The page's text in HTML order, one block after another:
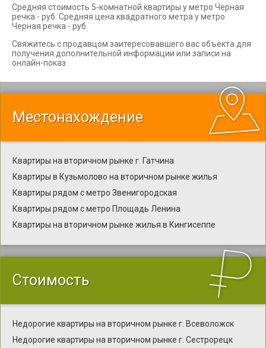
Средняя стоимость 5-комнатной квартиры у метро Черная
речка - руб. Средняя цена квадратного метра у метро
Черная речка - руб.
Свяжитесь с продавцом заитересовавшего вас объекта для
получения дополнительной информации или записи на
онлайн-показ.
Местонахождение
Квартиры на вторичном рынке г. Гатчина
Квартиры в Кузьмолово на вторичном рынке жилья
Квартиры рядом с метро Звенигородская
Квартиры рядом с метро Площадь Ленина
Квартиры на вторичном рынке жилья в Кингисеппе
Стоимость
Недорогие квартиры на вторичном рынке г. Всеволожск
Недорогие квартиры на вторичном рынке г. Сестрорецк